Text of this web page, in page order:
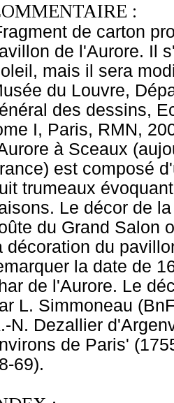
:
de carton
de l'Aurore. Il
mais il sera
du Louvre,
des dessins,
I, Paris, RMN,
à Sceaux
est composé
trumeaux
Le décor de
du Grand Salon
décoration du
la date de
de l'Aurore. Le
L. Simmoneau
N. Dezallier
de Paris'
69).